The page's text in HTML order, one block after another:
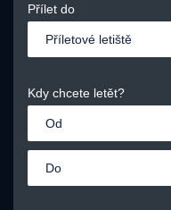
Přílet do
Kdy chcete letět?